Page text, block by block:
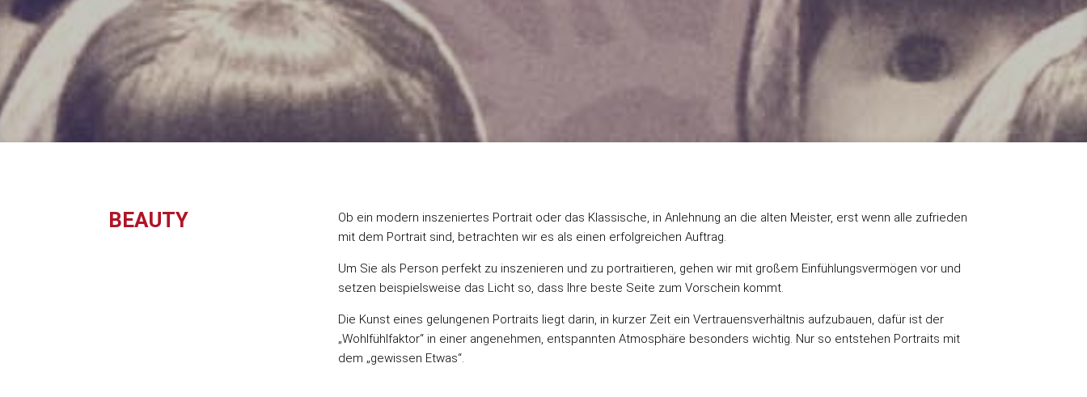
BEAUTY Ob ein modern inszeniertes Portraitoder das Klassische, in Anlehnung an die alten Meister, erst wenn alle zufrieden
mit dem Portraitsind, betrachten wir es als einen erfolgreichen Auftrag.
Um Sie als Person perfekt zu inszenieren und zu portraitieren, gehen wir mit großem Einfühlungsvermögen vor und
setzen beispielsweise das Licht so, dass Ihre beste Seite zum Vorschein kommt.
Die Kunst eines gelungenen Portraits liegt darin, in kurzer Zeit ein Vertrauensverhältnis aufzubauen, dafür ist der
„Wohlfühlfaktor“ in einer angenehmen, entspannten Atmosphäre besonders wichtig. Nur so entstehen Portraits mit
dem „gewissen Etwas“.